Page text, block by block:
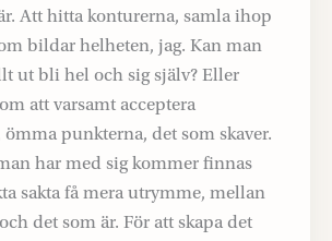
Att hitta konturerna, samla ihop
bildar helheten, jag. Kan man
ut bli hel och sig själv? Eller
att varsamt acceptera
ömma punkterna, det som skaver.
har med sig kommer finnas
sakta få mera utrymme, mellan
det som är. För att skapa det